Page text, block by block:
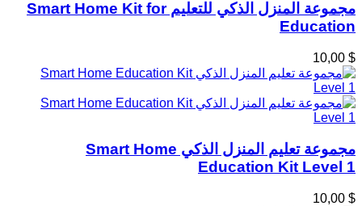
مجموعة المنزل الذكي للتعليم Smart Home Kit for
Education
$ 10,00
مجموعة تعليم المنزل الذكي Smart Home
Education Kit Level 1
$ 10,00